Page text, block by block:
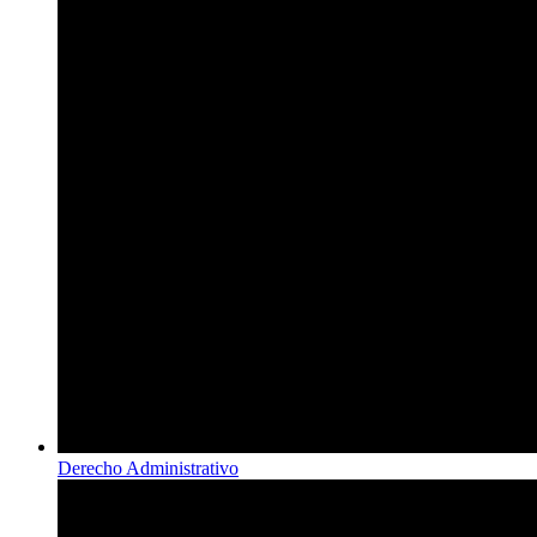
Derecho Administrativo